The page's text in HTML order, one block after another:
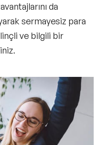
da
sermayesiz para
ve bilgili bir